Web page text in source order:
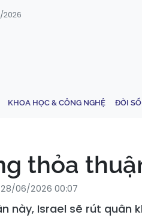
KHOA HỌC & CÔNG NGHỆ ĐỜI
thỏa
28/06/2026 00:07
này, Israel sẽ rút quân